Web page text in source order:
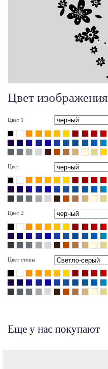
Цвет изображения
Цвет 1
Цвет
Цвет 2
Цвет стены
Еще у нас покупают